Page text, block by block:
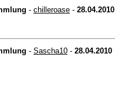
- chilleroase - 28.04.2010
- Sascha10 - 28.04.2010